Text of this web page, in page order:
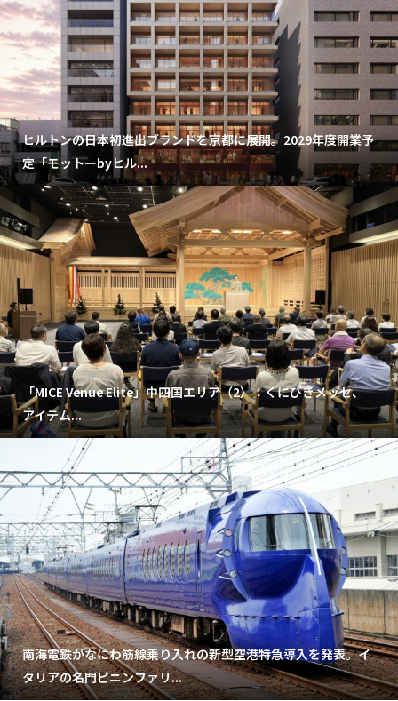
ヒルトンの日本初進出ブランドを京都に展開。2029年度開業予
定「モットーbyヒル...
「MICE Venue Elite」中四国エリア（2）：くにびきメッセ、
アイテム...
南海電鉄がなにわ筋線乗り入れの新型空港特急導入を発表。イ
タリアの名門ピニンファリ...